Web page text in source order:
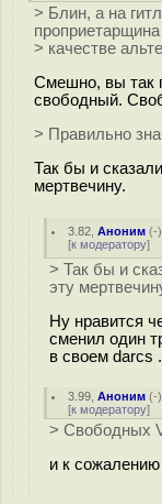
> Блин, а на
> качестве
Смешно, вы так
свободный.
> Правильно
Так бы и
мертвечину.
3.82 ,Аноним (-
[к модератору]
> Так бы и
эту
Ну нравится
сменил один
в своем darcs
3.99 ,Аноним (-
[к модератору]
> Свободных
и к